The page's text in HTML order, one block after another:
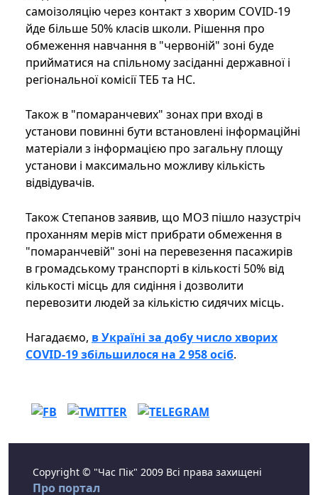
самоізоляцію через контакт з хворим COVID-19
йде більше 50% класів школи. Рішення про
обмеження навчання в "червоній" зоні буде
прийматися на спільному засіданні державної і
регіональної комісії ТЕБ та НС.
Також в "помаранчевих" зонах при вході в
установи повинні бути встановлені інформаційні
матеріали з інформацією про загальну площу
установи і максимально можливу кількість
відвідувачів.
Також Степанов заявив, що МОЗ пішло назустріч
проханням мерів міст прибрати обмеження в
"помаранчевій" зоні на перевезення пасажирів
в громадському транспорті в кількості 50% від
кількості місць для сидіння і дозволити
перевозити людей за кількістю сидячих місць.
Нагадаємо, в Україні за добу число хворих
COVID-19 збільшилося на 2 958 осіб.
Copyright © "Час Пік" 2009 Всі права захищені
Про портал